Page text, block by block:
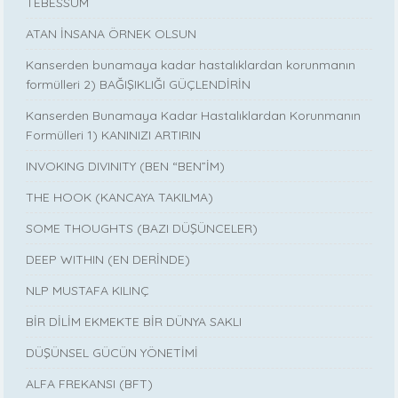
ATAN İNSANA ÖRNEK OLSUN
Kanserden bunamaya kadar hastalıklardan korunmanın
formülleri 2) BAĞIŞIKLIĞI GÜÇLENDİRİN
Kanserden Bunamaya Kadar Hastalıklardan Korunmanın
Formülleri 1) KANINIZI ARTIRIN
INVOKING DIVINITY (BEN “BEN”İM)
THE HOOK (KANCAYA TAKILMA)
SOME THOUGHTS (BAZI DÜŞÜNCELER)
DEEP WITHIN (EN DERİNDE)
NLP MUSTAFA KILINÇ
BİR DİLİM EKMEKTE BİR DÜNYA SAKLI
DÜŞÜNSEL GÜCÜN YÖNETİMİ
ALFA FREKANSI (BFT)